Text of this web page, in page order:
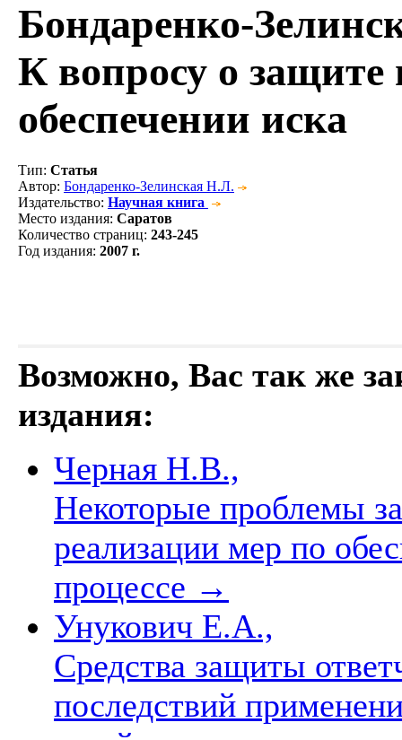
Бондаренко-
К вопросу о защите
обеспечении иска
Тип: Статья
Автор: Бондаренко-Зелинская Н.Л.
Издательство: Научная книга
Место издания: Саратов
Количество страниц: 243-245
Год издания: 2007 г.
Возможно, Вас так же
издания:
Черная Н.В.,
Некоторые проблемы
реализации мер по
процессе →
Унукович Е.А.,
Средства защиты
последствий